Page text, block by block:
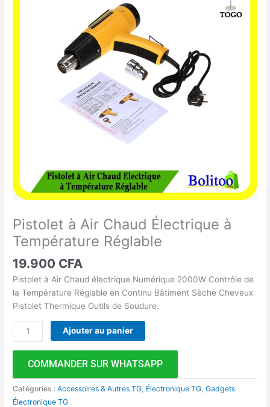
Pistolet à Air Chaud Électrique à
Température Réglable
19.900 CFA
Pistolet à Air Chaud électrique Numérique 2000W Contrôle de
la Température Réglable en Continu Bâtiment Sèche Cheveux
Pistolet Thermique Outils de Soudure.
Température
Ajouter au panier
COMMANDER SUR WHATSAPP
Catégories :Accessoires & Autres TG Électronique TG ,Gadgets
Électronique TG